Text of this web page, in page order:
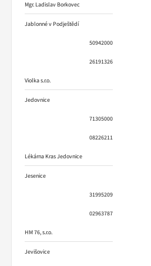
Mgr. Ladislav Borkovec
Jablonné v Podještědí
50942000
26191326
Violka s.r.o.
Jedovnice
71305000
08226211
Lékárna Kras Jedovnice
Jesenice
31995209
02963787
HM 76, s.r.o.
Jevišovice